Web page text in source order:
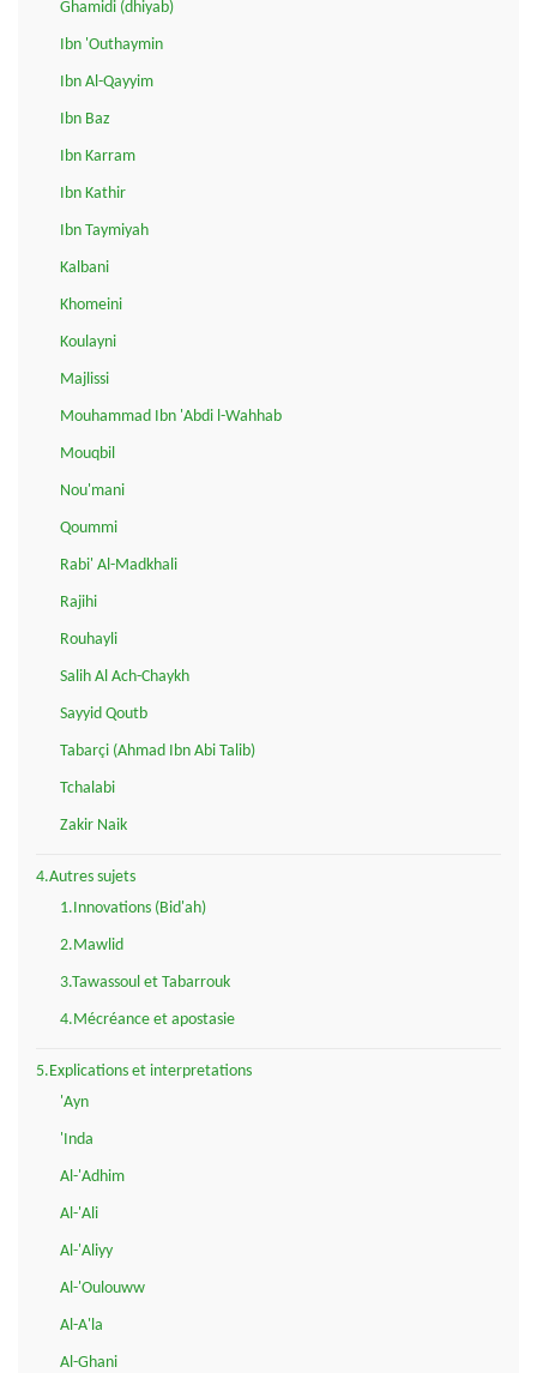
Ghamidi (dhiyab)
Ibn 'Outhaymin
Ibn Al-Qayyim
Ibn Baz
Ibn Karram
Ibn Kathir
Ibn Taymiyah
Kalbani
Khomeini
Koulayni
Majlissi
Mouhammad Ibn 'Abdi l-Wahhab
Mouqbil
Nou'mani
Qoummi
Rabi' Al-Madkhali
Rajihi
Rouhayli
Salih Al Ach-Chaykh
Sayyid Qoutb
Tabarçi (Ahmad Ibn Abi Talib)
Tchalabi
Zakir Naik
4.Autres sujets
1.Innovations (Bid'ah)
2.Mawlid
3.Tawassoul et Tabarrouk
4.Mécréance et apostasie
5.Explications et interpretations
'Ayn
'Inda
Al-'Adhim
Al-'Ali
Al-'Aliyy
Al-'Oulouww
Al-A'la
Al-Ghani